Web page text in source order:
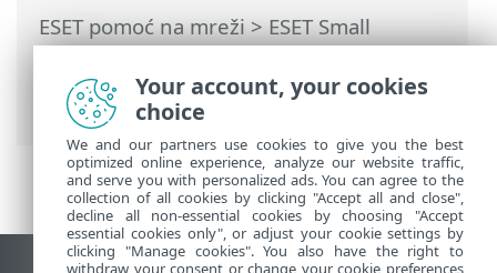
ESET pomoć na mreži>ESET Small
Business Security>Korišćenje programa
ESET Small Business Security> Alatke>
Pokrenuti procesi
Your account, your cookies
choice
We and our partners use cookies to give you the best
optimized online experience, analyze our website traffic,
and serve you with personalized ads. You can agree to the
collection of all cookies by clicking "Accept all and close",
decline all non-essential cookies by choosing "Accept
essential cookies only", or adjust your cookie settings by
clicking "Manage cookies". You also have the right to
withdraw your consent or change your cookie preferences